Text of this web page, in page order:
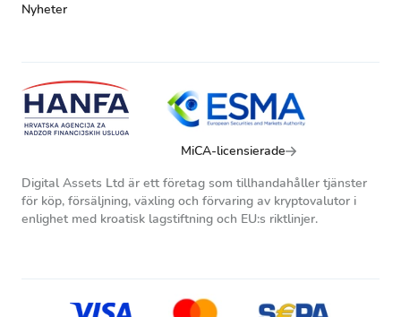
Nyheter
MiCA-licensierade
Digital Assets Ltd är ett företag som tillhandahåller tjänster
för köp, försäljning, växling och förvaring av kryptovalutor i
enlighet med kroatisk lagstiftning och EU:s riktlinjer.